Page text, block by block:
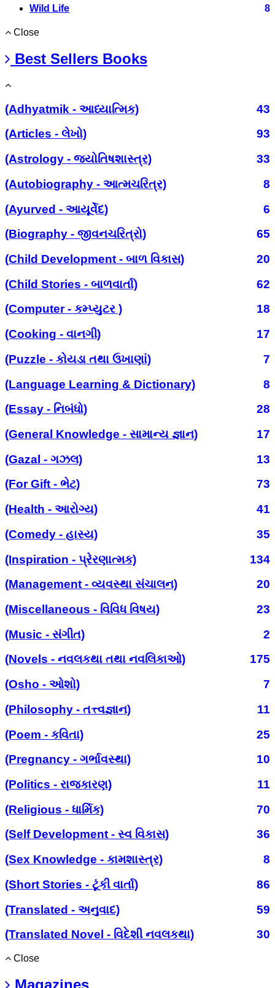
Wild Life 8
Close
Best Sellers Books
(Adhyatmik - આધ્યાત્મિક)
43
(Articles - લેખો)
93
(Astrology - જ્યોતિષશાસ્ત્ર)
33
(Autobiography - આત્મચરિત્ર)
8
(Ayurved - આયૂર્વેદ)
6
(Biography - જીવનચરિત્રો)
65
(Child Development - બાળ વિકાસ)
20
(Child Stories - બાળવાર્તા)
62
(Computer - કમ્પ્યુટર )
18
(Cooking - વાનગી)
17
(Puzzle - કોયડા તથા ઉખાણાં)
7
(Language Learning & Dictionary)
8
(Essay - નિબંધો)
28
(General Knowledge - સામાન્ય જ્ઞાન)
17
(Gazal - ગઝલ)
13
(For Gift - ભેટ)
73
(Health - આરોગ્ય)
41
(Comedy - હાસ્ય)
35
(Inspiration - પ્રેરણાત્મક)
134
(Management - વ્યવસ્થા સંચાલન)
20
(Miscellaneous - વિવિધ વિષય)
23
(Music - સંગીત)
2
(Novels - નવલકથા તથા નવલિકાઓ)
175
(Osho - ઓશો)
7
(Philosophy - તત્ત્વજ્ઞાન)
11
(Poem - કવિતા)
25
(Pregnancy - ગર્ભાવસ્થા)
10
(Politics - રાજકારણ)
11
(Religious - ધાર્મિક)
70
(Self Development - સ્વ વિકાસ)
36
(Sex Knowledge - કામશાસ્ત્ર)
8
(Short Stories - ટૂંકી વાર્તા)
86
(Translated - અનુવાદ)
59
(Translated Novel - વિદેશી નવલકથા)
30
Close
Magazines